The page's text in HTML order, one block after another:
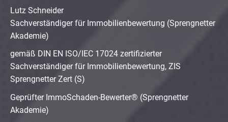
Lutz Schneider
Sachverständiger für Immobilienbewertung (Sprengnetter
Akademie)
gemäß DIN EN ISO/IEC 17024 zertifizierter
Sachverständiger für Immobilienbewertung, ZIS
Sprengnetter Zert (S)
Geprüfter ImmoSchaden-Bewerter® (Sprengnetter
Akademie)